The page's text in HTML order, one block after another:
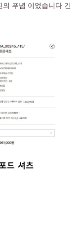
의 푸념 이었습니다 긴